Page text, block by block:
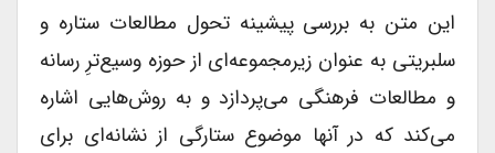
این متن به بررسی پیشینه تحول مطالعات ستاره و
سلبریتی به عنوان زیرمجموعه‌ای از حوزه وسیع‌ترِ رسانه
و مطالعات فرهنگی می‌پردازد و به روش‌هایی اشاره
می‌کند که در آنها موضوع ستارگی از نشانه‌ای برای